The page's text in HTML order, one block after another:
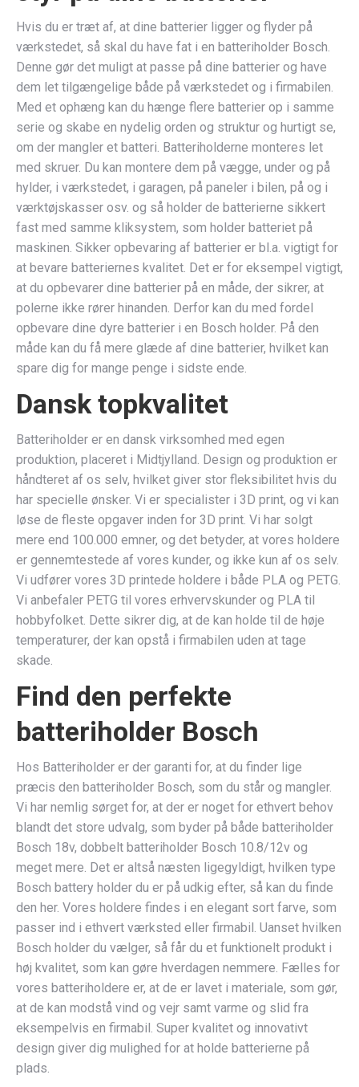
Hvis du er træt af, at dine batterier ligger og flyder på
værkstedet, så skal du have fat i en batteriholder Bosch.
Denne gør det muligt at passe på dine batterier og have
dem let tilgængelige både på værkstedet og i firmabilen.
Med et ophæng kan du hænge flere batterier op i samme
serie og skabe en nydelig orden og struktur og hurtigt se,
om der mangler et batteri. Batteriholderne monteres let
med skruer. Du kan montere dem på vægge, under og på
hylder, i værkstedet, i garagen, på paneler i bilen, på og i
værktøjskasser osv. og så holder de batterierne sikkert
fast med samme kliksystem, som holder batteriet på
maskinen. Sikker opbevaring af batterier er bl.a. vigtigt for
at bevare batteriernes kvalitet. Det er for eksempel vigtigt,
at du opbevarer dine batterier på en måde, der sikrer, at
polerne ikke rører hinanden. Derfor kan du med fordel
opbevare dine dyre batterier i en Bosch holder. På den
måde kan du få mere glæde af dine batterier, hvilket kan
spare dig for mange penge i sidste ende.
Dansk topkvalitet
Batteriholder er en dansk virksomhed med egen
produktion, placeret i Midtjylland. Design og produktion er
håndteret af os selv, hvilket giver stor fleksibilitet hvis du
har specielle ønsker. Vi er specialister i 3D print, og vi kan
løse de fleste opgaver inden for 3D print. Vi har solgt
mere end 100.000 emner, og det betyder, at vores holdere
er gennemtestede af vores kunder, og ikke kun af os selv.
Vi udfører vores 3D printede holdere i både PLA og PETG.
Vi anbefaler PETG til vores erhvervskunder og PLA til
hobbyfolket. Dette sikrer dig, at de kan holde til de høje
temperaturer, der kan opstå i firmabilen uden at tage
skade.
Find den perfekte
batteriholder Bosch
Hos Batteriholder er der garanti for, at du finder lige
præcis den batteriholder Bosch, som du står og mangler.
Vi har nemlig sørget for, at der er noget for ethvert behov
blandt det store udvalg, som byder på både batteriholder
Bosch 18v, dobbelt batteriholder Bosch 10.8/12v og
meget mere. Det er altså næsten ligegyldigt, hvilken type
Bosch battery holder du er på udkig efter, så kan du finde
den her. Vores holdere findes i en elegant sort farve, som
passer ind i ethvert værksted eller firmabil. Uanset hvilken
Bosch holder du vælger, så får du et funktionelt produkt i
høj kvalitet, som kan gøre hverdagen nemmere. Fælles for
vores batteriholdere er, at de er lavet i materiale, som gør,
at de kan modstå vind og vejr samt varme og slid fra
eksempelvis en firmabil. Super kvalitet og innovativt
design giver dig mulighed for at holde batterierne på
plads.